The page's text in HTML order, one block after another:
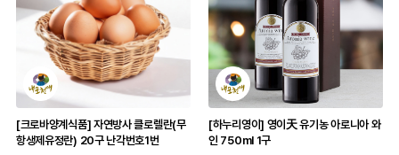
[크로바양계식품] 자연방사 클로렐란(무
항생제유정란) 20구 난각번호1번
[하누리영이] 영이天 유기농 아로니아 와
인 750ml 1구